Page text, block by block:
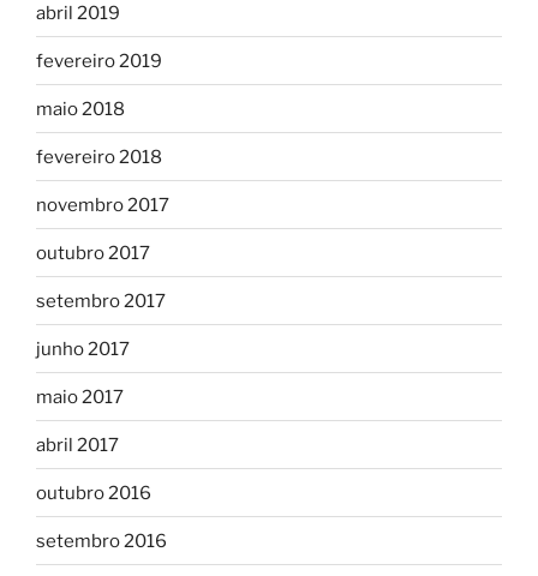
abril 2019
fevereiro 2019
maio 2018
fevereiro 2018
novembro 2017
outubro 2017
setembro 2017
junho 2017
maio 2017
abril 2017
outubro 2016
setembro 2016